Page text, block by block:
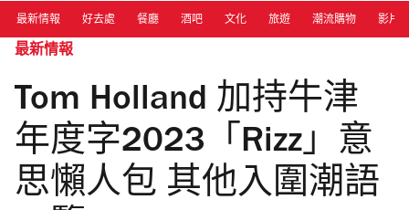
最新情報 好去處 餐廳 酒吧 文化 旅遊 潮流購物 影片
最新情報
Tom Holland 加持牛津
年度字2023「Rizz」意
思懶人包 其他入圍潮語